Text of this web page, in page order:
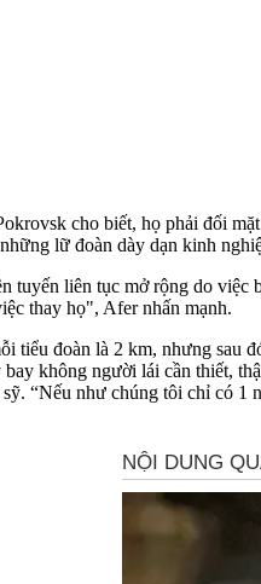
cho biết, họ phải đối
lữ đoàn dày dạn kinh
tuyến liên tục mở rộng do
thay họ", Afer nhấn mạnh.
tiểu đoàn là 2 km, nhưng sau
không người lái cần thiết,
“Nếu như chúng tôi chỉ có